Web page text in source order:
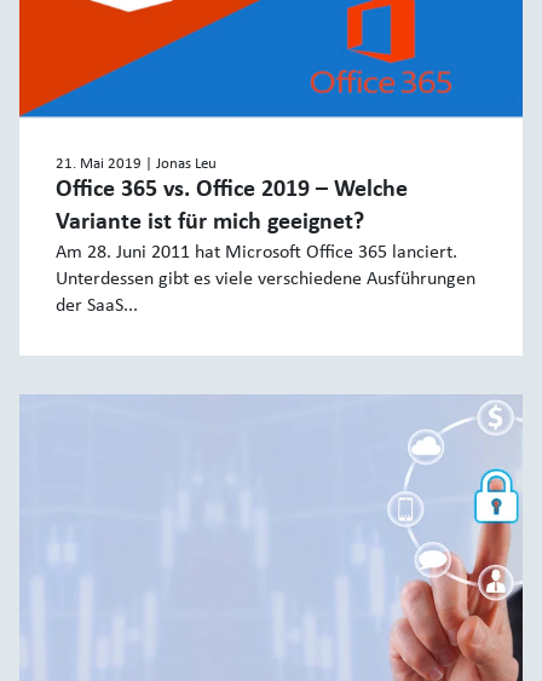
21. Mai 2019 | Jonas Leu
Office 365 vs. Office 2019 – Welche
Variante ist für mich geeignet?
Am 28. Juni 2011 hat Microsoft Office 365 lanciert.
Unterdessen gibt es viele verschiedene Ausführungen
der SaaS...